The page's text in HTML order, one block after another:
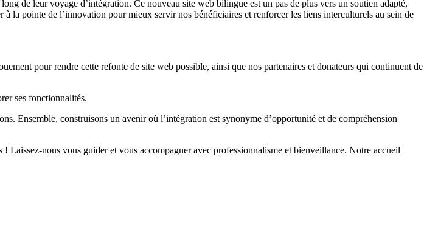
de leur voyage d’intégration. Ce nouveau site web bilingue est un pas de plus vers un soutien adapté,
la pointe de l’innovation pour mieux servir nos bénéficiaires et renforcer les liens interculturels au sein de
pour rendre cette refonte de site web possible, ainsi que nos partenaires et donateurs qui continuent de
ses fonctionnalités.
Ensemble, construisons un avenir où l’intégration est synonyme d’opportunité et de compréhension
Laissez-nous vous guider et vous accompagner avec professionnalisme et bienveillance. Notre accueil